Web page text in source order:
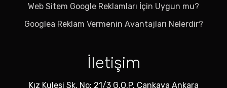
Web Sitem Google Reklamları İçin Uygun mu?
Googlea Reklam Vermenin Avantajları Nelerdir?
İletişim
Kız Kulesi Sk. No: 21/3 G.O.P. Çankaya Ankara